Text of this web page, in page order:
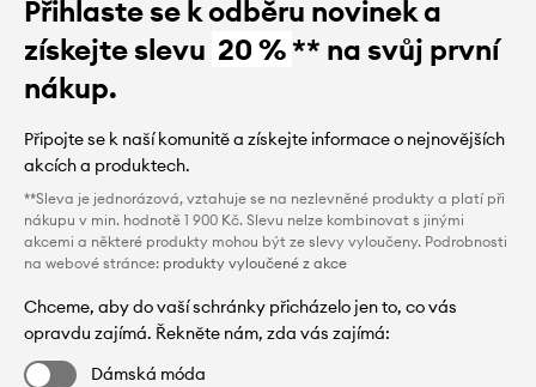
Přihlaste se k odběru novinek a
získejte slevu 20 %** na svůj první
nákup.
Připojte se k naší komunitě a získejte informace o nejnovějších
akcích a produktech.
**Sleva je jednorázová, vztahuje se na nezlevněné produkty a platí při
nákupu v min. hodnotě 1 900 Kč. Slevu nelze kombinovat s jinými
akcemi a některé produkty mohou být ze slevy vyloučeny. Podrobnosti
na webové stránce: produkty vyloučené z akce
Chceme, aby do vaší schránky přicházelo jen to, co vás
opravdu zajímá. Řekněte nám, zda vás zajímá:
Dámská móda